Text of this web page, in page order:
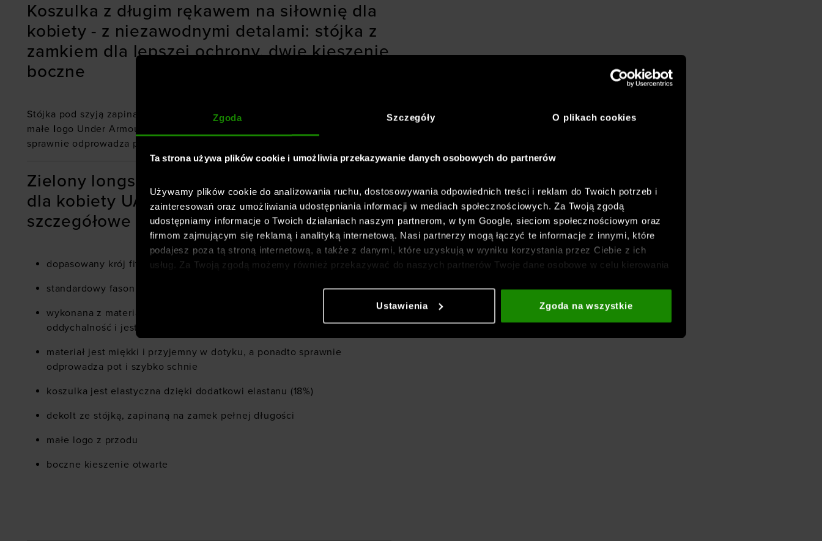
Zgoda Szczegóły O plikach cookies
Ta strona używa plików cookie i umożliwia przekazywanie danych osobowych do partnerów
Używamy plików cookie do analizowania ruchu, dostosowywania odpowiednich treści i reklam do Twoich potrzeb i
zainteresowań oraz umożliwiania udostępniania informacji w mediach społecznościowych. Za Twoją zgodą
udostępniamy informacje o Twoich działaniach naszym partnerom, w tym Google, sieciom społecznościowym oraz
firmom zajmującym się reklamą i analityką internetową. Nasi partnerzy mogą łączyć te informacje z innymi, które
podajesz poza tą stroną internetową, a także z danymi, które uzyskują w wyniku korzystania przez Ciebie z ich
usług. Za Twoją zgodą możemy również przekazywać do naszych partnerów Twoje dane osobowe w celu kierowania
społecznościowych). Szczegółowe informacje znajdziesz w naszej
Polityce prywatnościoraz sekcji „Szczegóły”
Ustawienia Zgoda na wszystkie
Koszulka z długim rękawem na siłownię dla
kobiety - z niezawodnymi detalami: stójka z
zamkiem dla lepszej ochrony, dwie kieszenie
boczne
Stójka pod szyją zapinana na zamek pełnej długości. Koszulka posiada także
małe logo Under Armour z przodu. Dwie otwarte boczne kieszenie. Materiał
sprawnie odprowadza pot i szybko schnie.
Zielony longsleeve rozpinany Under Armour
dla kobiety UA Motion Jacket Emea -
szczegółowe cechy:
dopasowany krój fitted, który dobrze przylega do sylwetki
standardowy fason o długości do bioder
wykonana z materiału syntetycznego, który zapewnia trwałość,
oddychalność i jest łatwy w pielęgnacji
materiał jest miękki i przyjemny w dotyku, a ponadto sprawnie
odprowadza pot i szybko schnie
koszulka jest elastyczna dzięki dodatkowi elastanu (18%)
dekolt ze stójką, zapinaną na zamek pełnej długości
małe logo z przodu
boczne kieszenie otwarte